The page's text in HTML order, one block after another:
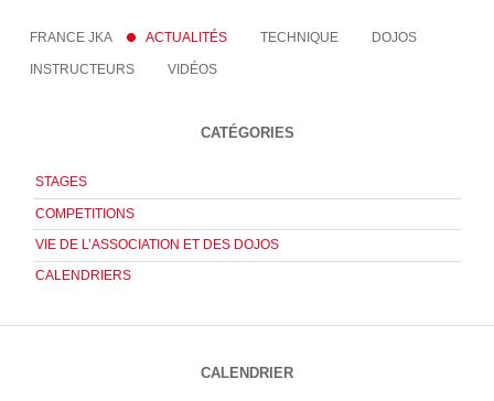
FRANCE JKA ACTUALITÉS TECHNIQUE DOJOS
INSTRUCTEURS VIDÉOS
CATÉGORIES
STAGES
COMPETITIONS
VIE DE L’ASSOCIATION ET DES DOJOS
CALENDRIERS
CALENDRIER